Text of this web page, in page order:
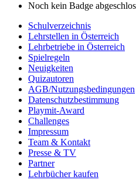
Noch kein Badge
Schulverzeichnis
Lehrstellen in Österreich
Lehrbetriebe in Österreich
Spielregeln
Neuigkeiten
Quizautoren
AGB/Nutzungsbedingungen
Datenschutzbestimmung
Playmit-Award
Challenges
Impressum
Team & Kontakt
Presse & TV
Partner
Lehrbücher kaufen